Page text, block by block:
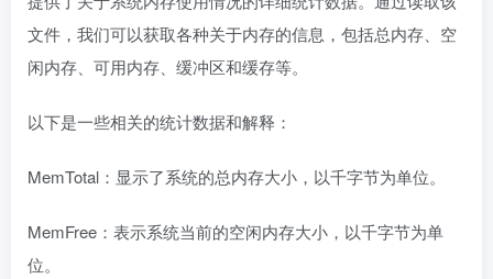
文件，我们可以获取各种关于内存的信息，包括总内存、空
闲内存、可用内存、缓冲区和缓存等。
以下是一些相关的统计数据和解释：
MemTotal：显示了系统的总内存大小，以千字节为单位。
MemFree：表示系统当前的空闲内存大小，以千字节为单
位。